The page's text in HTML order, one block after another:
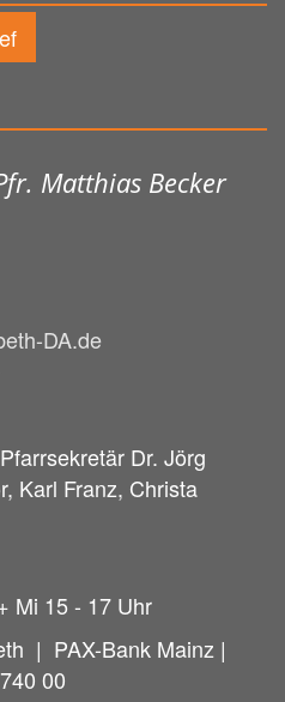
Matthias Becker
DA.de
Dr. Jörg
Karl Franz, Christa
Mi 15 - 17 Uhr
| PAX-Bank Mainz |
00